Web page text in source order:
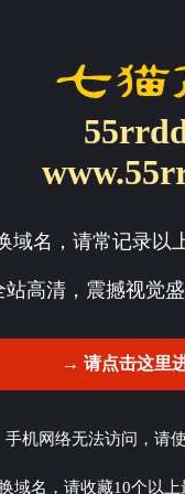
域名，请常记录以
站高清，震撼视觉
→ 请点击这里
手机网络无法访问，请
域名，请收藏10个以